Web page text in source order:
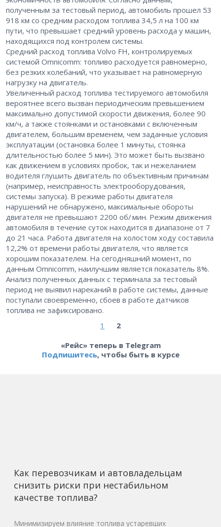
полученным за тестовый период, автомобиль прошел 53
918 км со средним расходом топлива 34,5 л на 100 км
пути, что превышает средний уровень расхода у машин,
находящихся под контролем системы.
Средний расход топлива Volvo FH, контролируемых
системой Omnicomm: топливо расходуется равномерно,
без резких колебаний, что указывает на равномерную
нагрузку на двигатель.
Увеличенный расход топлива тестируемого автомобиля
вероятнее всего вызван периодическим превышением
максимально допустимой скорости движения, более 90
км/ч, а также стоянками и остановками с включенным
двигателем, большим временем, чем заданные условия
эксплуатации (остановка более 1 минуты, стоянка
длительностью более 5 мин). Это может быть вызвано
как движением в условиях пробок, так и нежеланием
водителя глушить двигатель по объективным причинам
(например, неисправность электрооборудования,
системы запуска). В режиме работы двигателя
нарушений не обнаружено, максимальные обороты
двигателя не превышают 2200 об/ мин. Режим движения
автомобиля в течение суток находится в диапазоне от 7
до 21 часа. Работа двигателя на холостом ходу составила
12,2% от времени работы двигателя, что является
хорошим показателем. На сегодняшний момент, по
данным Omnicomm, наилучшим является показатель 8%.
Анализ полученных данных с терминала за тестовый
период не выявил нареканий в работе системы, данные
поступали своевременно, сбоев в работе датчиков
топлива не зафиксировано.
1
2
«Рейс» теперь в Telegram
Подпишитесь, чтобы быть в курсе
Как перевозчикам и автовладельцам
снизить риски при нестабильном
качестве топлива?
Минимизируем влияние топлива устаревших